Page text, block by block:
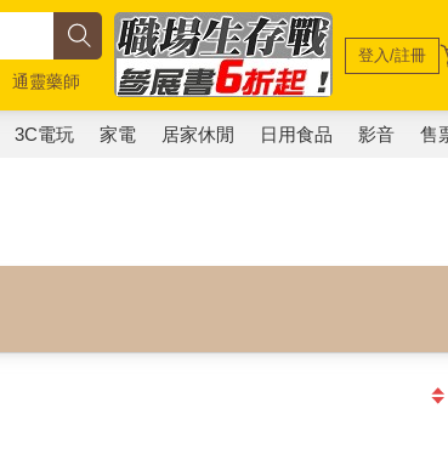
通靈藥師
登入/註冊
3C電玩 家電 居家休閒 日用食品 影音 售